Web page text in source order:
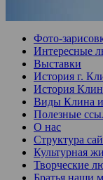
Фото-
Интересные
Выставки
История г.
История
Виды Клина и
Полезные
О нас
Структура
Культурная
Творческие
Братья наши